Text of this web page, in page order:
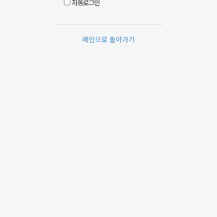
자동로그인
메인으로 돌아가기